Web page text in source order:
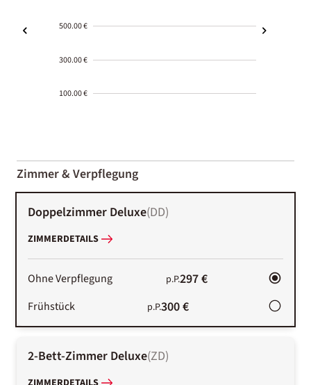
500.00 €
300.00 €
100.00 €
01-02
Zimmer & Verpflegung
Doppelzimmer Deluxe(DD)
ZIMMERDETAILS
Ohne Verpflegung p.P.297 €
Frühstück p.P.300 €
2-Bett-Zimmer Deluxe(ZD)